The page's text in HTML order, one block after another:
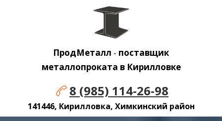
ПродМеталл - поставщик
металлопроката в Кирилловке
8 (985) 114-26-98
141446, Кирилловка, Химкинский район